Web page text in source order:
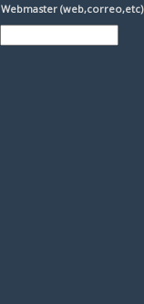
Webmaster (web,correo,etc)